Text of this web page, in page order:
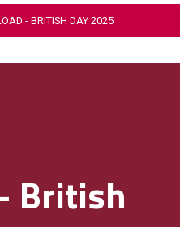
- BRITISH DAY 2025
British